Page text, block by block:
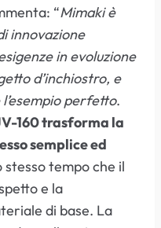
“Mimaki è
innovazione
in evoluzione
d’inchiostro, e
perfetto.
160 trasforma la
semplice ed
tempo che il
e la
di base. La